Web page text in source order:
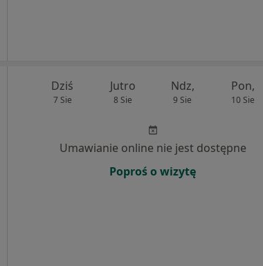
Dziś
7 Sie
Jutro
8 Sie
Ndz,
9 Sie
Pon,
10 Sie
Umawianie online nie jest dostępne
Poproś o wizytę